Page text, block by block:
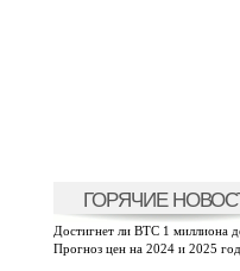
ГОРЯЧИЕ
Достигнет ли BTC 1 миллиона
Прогноз цен на 2024 и 2025